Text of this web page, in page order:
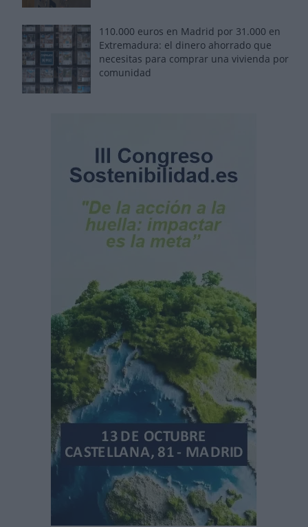
110.000 euros en Madrid por 31.000 en
Extremadura: el dinero ahorrado que
necesitas para comprar una vivienda por
comunidad